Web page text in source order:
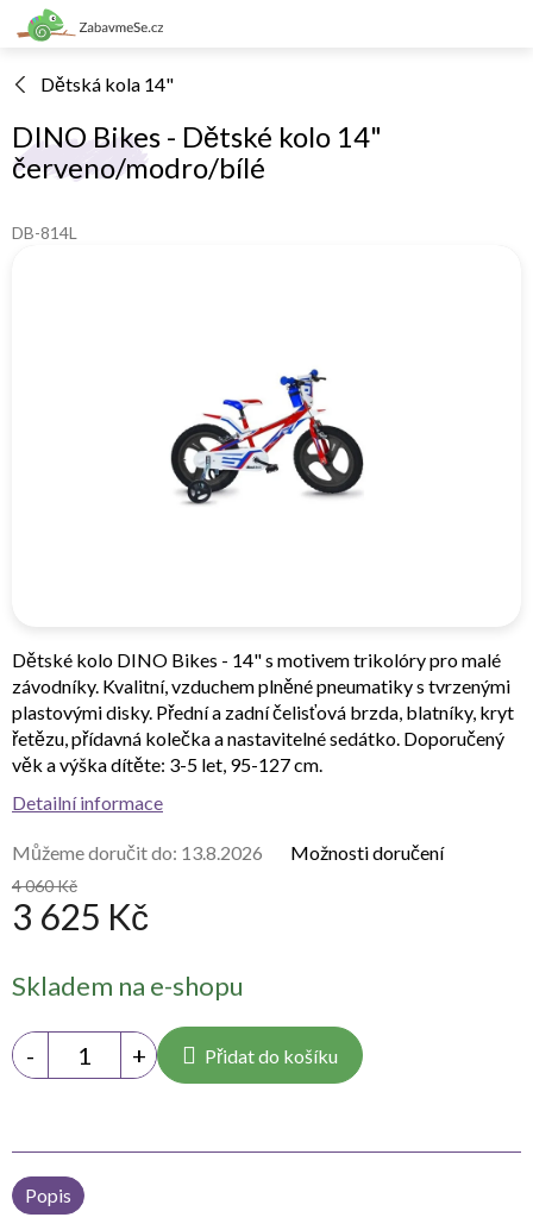
Přejít
na
Dětská kola 14"
DINO Bikes - Dětské kolo 14"
červeno/modro/bílé
DB-814L
4 060 Kč
3 625 Kč
cena:
Skladem na e-shopu
Můžeme doručit do: 13.8.2026 Možnosti doručení
Přidat do košíku
Dětské kolo DINO Bikes - 14" s motivem trikolóry pro malé
závodníky. Kvalitní, vzduchem plněné pneumatiky s tvrzenými
plastovými disky. Přední a zadní čelisťová brzda, blatníky, kryt
řetězu, přídavná kolečka a nastavitelné sedátko. Doporučený
věk a výška dítěte: 3-5 let, 95-127 cm.
Detailní informace
Popis